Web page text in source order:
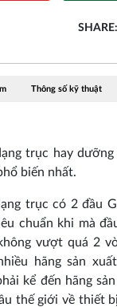
SHARE:
Thông số kỹ thuật
trục hay
biến nhất.
trục có 2 đầu
chuẩn khi mà
vượt quá 2
hãng sản
kể đến hãng
thế giới về thiết